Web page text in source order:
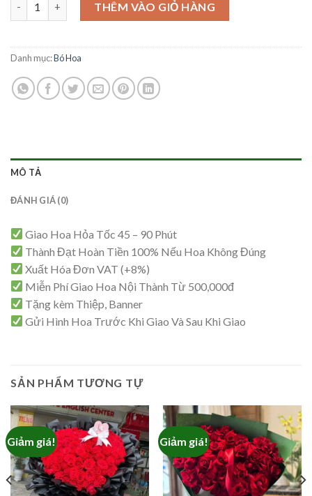
là:
1,000,000₫.
tại
là:
950,000₫.
THÊM VÀO GIỎ HÀNG
Danh mục:Bó Hoa
MÔ TẢ
ĐÁNH GIÁ (0)
Giao Hoa Hỏa Tốc 45 – 90 Phút
Thành Đạt Hoàn Tiền 100% Nếu Hoa Không Đúng
Xuất Hóa Đơn VAT (+8%)
Miễn Phí Giao Hoa Nội Thành Từ 500,000đ
Tặng kèm Thiệp, Banner
Gửi Hình Hoa Trước Khi Giao Và Sau Khi Giao
SẢN PHẨM TƯƠNG TỰ
Giảm giá! Giảm giá!